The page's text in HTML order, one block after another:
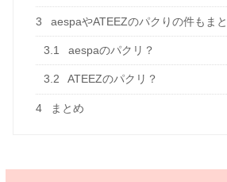
3 aespaやATEEZのパクりの件もま
3.1 aespaのパクリ？
3.2 ATEEZのパクリ？
4 まとめ